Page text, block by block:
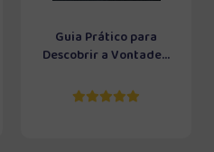
Guia Prático para
Descobrir a Vontade...